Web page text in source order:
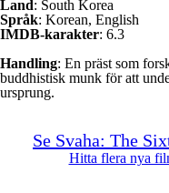
Land: South Korea
Språk: Korean, English
IMDB-karakter: 6.3
Handling: En präst som
buddhistisk munk för att
ursprung.
Se Svaha: The
Hitta flera nya